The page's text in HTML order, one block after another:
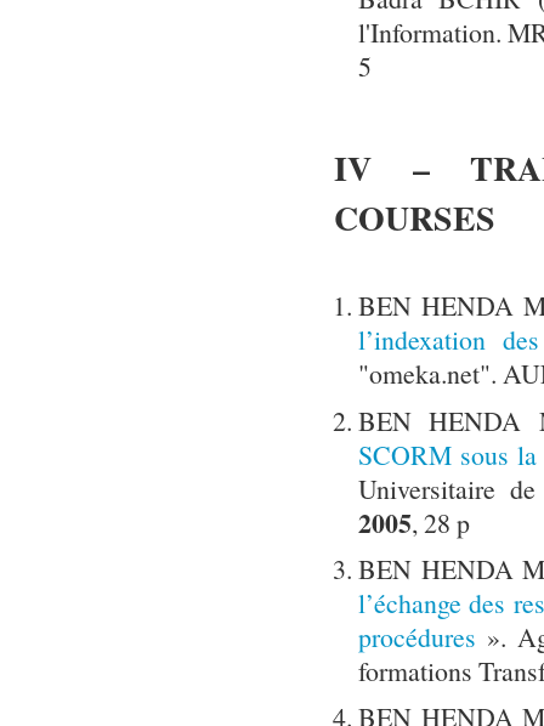
l'Information.
5
IV –
COURSES
BEN HENDA
l’indexation
"omeka.net".
BEN HENDA
SCORM sous
Universitaire
2005, 28 p
BEN HENDA
l’échange des
procédures ».
formations
BEN HENDA